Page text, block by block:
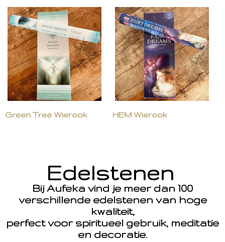
Green Tree Wierook HEM Wierook
Edelstenen
Bij Aufeka vind je meer dan 100
verschillende edelstenen van hoge
kwaliteit,
perfect voor spiritueel gebruik, meditatie
en decoratie.